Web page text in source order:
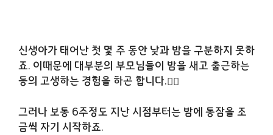
신생아가 태어난 첫 몇 주 동안 낮과 밤을 구분하지 못하
죠. 이때문에 대부분의 부모님들이 밤을 새고 출근하는
등의 고생하는 경험을 하곤 합니다.🤦‍♂️
그러나 보통 6주정도 지난 시점부터는 밤에 통잠을 조
금씩 자기 시작하죠.